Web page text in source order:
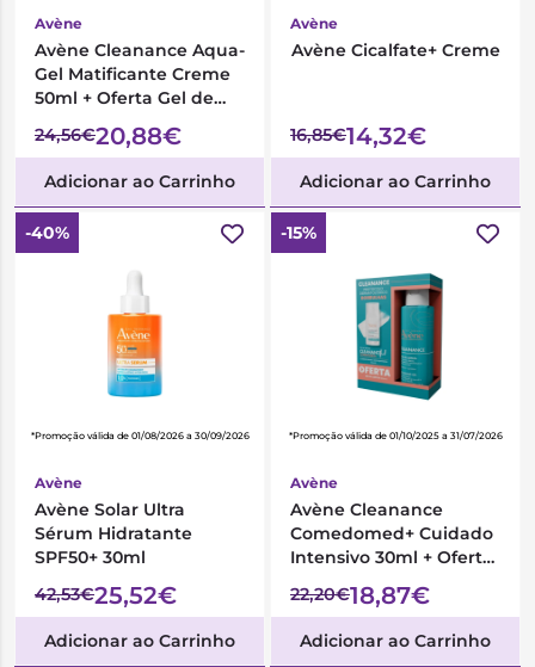
Avène
Avène Cleanance Aqua-
Gel Matificante Creme
50ml + Oferta Gel de
Limpeza 100ml
24,56€20,88€
Adicionar ao Carrinho
Avène
Avène Cicalfate+ Creme
16,85€14,32€
Adicionar ao Carrinho
-40%
*Promoção válida de 01/08/2026 a 30/09/2026
Avène
Avène Solar Ultra
Sérum Hidratante
SPF50+ 30ml
42,53€25,52€
Adicionar ao Carrinho
-15%
*Promoção válida de 01/10/2025 a 31/07/2026
Avène
Avène Cleanance
Comedomed+ Cuidado
Intensivo 30ml + Oferta
Gel de Limpeza 100ml
22,20€18,87€
Adicionar ao Carrinho